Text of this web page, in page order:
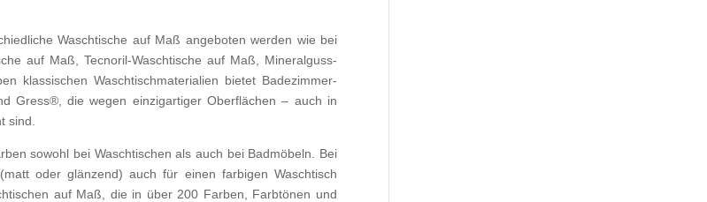
Waschtische auf Maß angeboten werden wie bei
auf Maß, Tecnoril-Waschtische auf Maß, Mineralguss-
klassischen Waschtischmaterialien bietet Badezimmer-
Gress®, die wegen einzigartiger Oberflächen – auch in
sind.
sowohl bei Waschtischen als auch bei Badmöbeln. Bei
oder glänzend) auch für einen farbigen Waschtisch
auf Maß, die in über 200 Farben, Farbtönen und